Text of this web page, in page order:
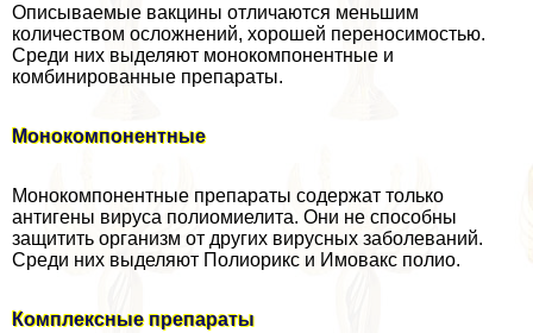
Описываемые вакцины отличаются меньшим
количеством осложнений, хорошей переносимостью.
Среди них выделяют монокомпонентные и
комбинированные препараты.
Монокомпонентные
Монокомпонентные препараты содержат только
антигены вируса полиомиелита. Они не способны
защитить организм от других вирусных заболеваний.
Среди них выделяют Полиорикс и Имовакс полио.
Комплексные препараты